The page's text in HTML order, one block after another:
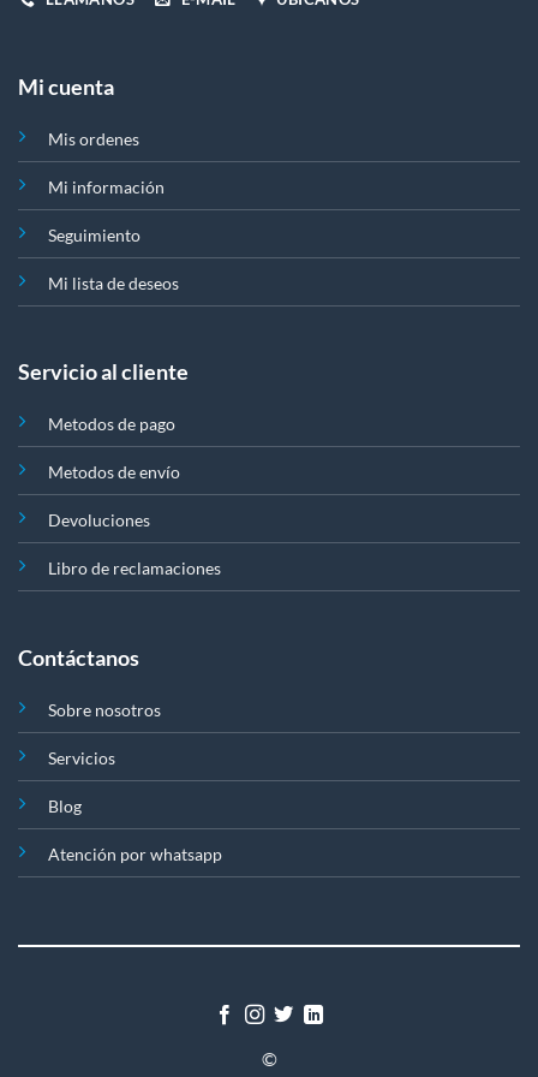
Mi cuenta
Mis ordenes
Mi información
Seguimiento
Mi lista de deseos
Servicio al cliente
Metodos de pago
Metodos de envío
Devoluciones
Libro de reclamaciones
Contáctanos
Sobre nosotros
Servicios
Blog
Atención por whatsapp
©